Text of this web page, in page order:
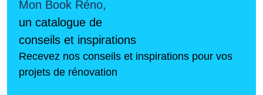
Mon Book Réno,
un catalogue de
conseils et inspirations
Recevez nos conseils et inspirations pour vos
projets de rénovation